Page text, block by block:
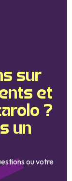
sur
et
?
un
ou votre